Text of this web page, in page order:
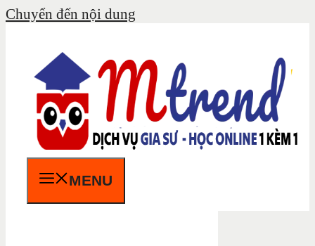
Chuyển đến nội dung
MENU